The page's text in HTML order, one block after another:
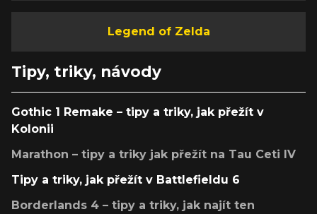
Legend of Zelda
Tipy, triky, návody
Gothic 1 Remake – tipy a triky, jak přežít v
Kolonii
Marathon – tipy a triky jak přežít na Tau Ceti IV
Tipy a triky, jak přežít v Battlefieldu 6
Borderlands 4 – tipy a triky, jak najít ten